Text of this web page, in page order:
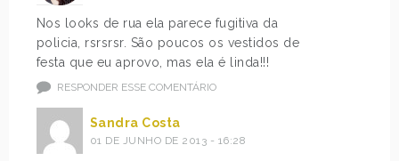
Nos looks de rua ela parece fugitiva da
policia, rsrsrsr. São poucos os vestidos de
festa que eu aprovo, mas ela é linda!!!
RESPONDER ESSE COMENTÁRIO
Sandra Costa
01 DE JUNHO DE 2013 - 16:28